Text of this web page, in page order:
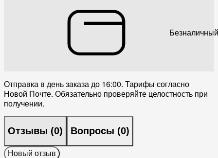
Отправка в день заказа до 16:00. Тарифы согласно
Новой Почте. Обязательно проверяйте целостность при
получении.
Отзывы (0) Вопросы (0)
Новый отзыв